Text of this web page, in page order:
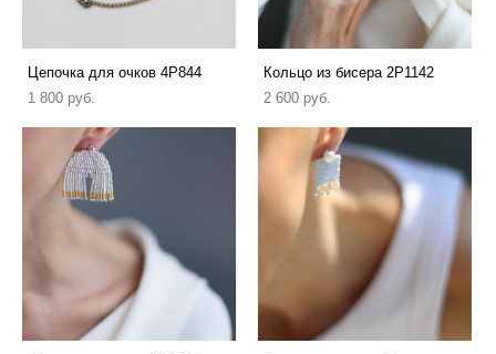
Цепочка для очков 4P844
1 800 pуб.
Кольцо из бисера 2P1142
2 600 pуб.